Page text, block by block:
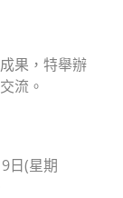
果，特舉辦
流。
日(星期